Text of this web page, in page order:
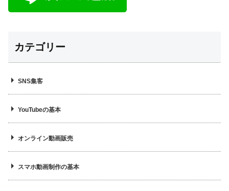
カテゴリー
SNS集客
YouTubeの基本
オンライン動画販売
スマホ動画制作の基本